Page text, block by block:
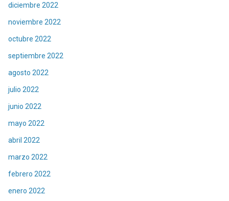
diciembre 2022
noviembre 2022
octubre 2022
septiembre 2022
agosto 2022
julio 2022
junio 2022
mayo 2022
abril 2022
marzo 2022
febrero 2022
enero 2022